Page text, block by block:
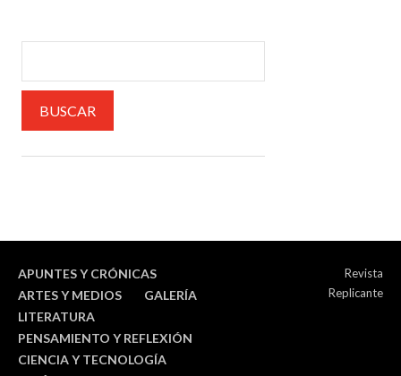
APUNTES Y CRÓNICAS
ARTES Y MEDIOS
GALERÍA
LITERATURA
PENSAMIENTO Y REFLEXIÓN
CIENCIA Y TECNOLOGÍA
Revista
Replicante